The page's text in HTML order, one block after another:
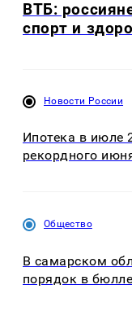
ВТБ:
спорт и
Новости России
Ипотека в июле
рекордного
Общество
В самарском
порядок в